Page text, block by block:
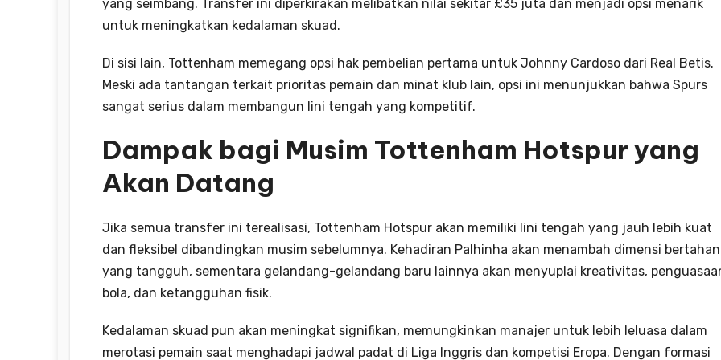
yang seimbang. Transfer ini diperkirakan melibatkan nilai sekitar £35 juta dan menjadi opsi menarik
untuk meningkatkan kedalaman skuad.
Di sisi lain, Tottenham memegang opsi hak pembelian pertama untuk Johnny Cardoso dari Real Betis.
Meski ada tantangan terkait prioritas pemain dan minat klub lain, opsi ini menunjukkan bahwa Spurs
sangat serius dalam membangun lini tengah yang kompetitif.
Dampak bagi Musim Tottenham Hotspur yang
Akan Datang
Jika semua transfer ini terealisasi, Tottenham Hotspur akan memiliki lini tengah yang jauh lebih kuat
dan fleksibel dibandingkan musim sebelumnya. Kehadiran Palhinha akan menambah dimensi bertahan
yang tangguh, sementara gelandang-gelandang baru lainnya akan menyuplai kreativitas,
bola, dan ketangguhan fisik.
Kedalaman skuad pun akan meningkat signifikan, memungkinkan manajer untuk lebih leluasa dalam
merotasi pemain saat menghadapi jadwal padat di Liga Inggris dan kompetisi Eropa. Dengan formasi